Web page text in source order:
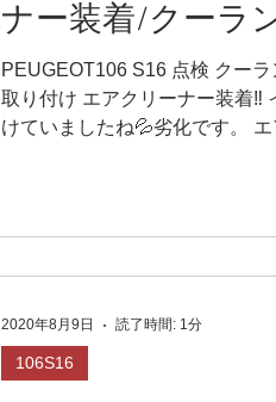
ナー装着/クーラ
PEUGEOT106 S16 点検 クー
取り付け エアクリーナー装着‼️
けていましたね💦劣化です。
106S16
2020年8月9日 読了時間: 1分